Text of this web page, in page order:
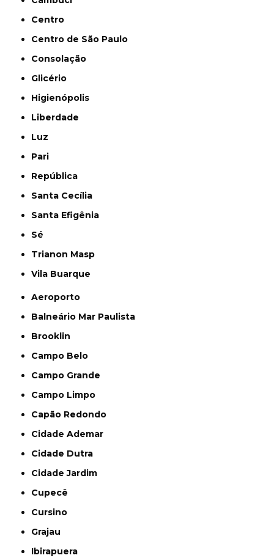
Centro
Centro de São Paulo
Consolação
Glicério
Higienópolis
Liberdade
Luz
Pari
República
Santa Cecília
Santa Efigênia
Sé
Trianon Masp
Vila Buarque
Aeroporto
Balneário Mar Paulista
Brooklin
Campo Belo
Campo Grande
Campo Limpo
Capão Redondo
Cidade Ademar
Cidade Dutra
Cidade Jardim
Cupecê
Cursino
Grajau
Ibirapuera